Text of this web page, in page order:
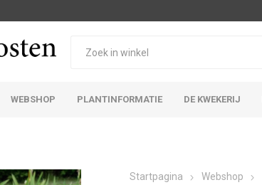
WEBSHOP PLANTINFORMATIE DE KWEKERIJ
Startpagina Webshop